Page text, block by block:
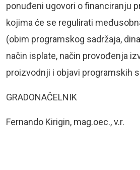
ponuđeni ugovori o financiranju
kojima će se regulirati
(obim programskog sadržaja,
način isplate, način provođenja
proizvodnji i objavi programskih
GRADONAČELNIK
Fernando Kirigin, mag.oec., v.r.